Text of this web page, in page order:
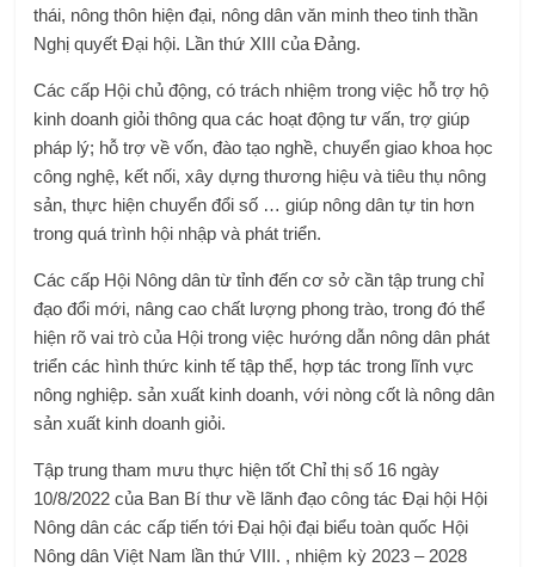
thái, nông thôn hiện đại, nông dân văn minh theo tinh thần
Nghị quyết Đại hội. Lần thứ XIII của Đảng.
Các cấp Hội chủ động, có trách nhiệm trong việc hỗ trợ hộ
kinh doanh giỏi thông qua các hoạt động tư vấn, trợ giúp
pháp lý; hỗ trợ về vốn, đào tạo nghề, chuyển giao khoa học
công nghệ, kết nối, xây dựng thương hiệu và tiêu thụ nông
sản, thực hiện chuyển đổi số … giúp nông dân tự tin hơn
trong quá trình hội nhập và phát triển.
Các cấp Hội Nông dân từ tỉnh đến cơ sở cần tập trung chỉ
đạo đổi mới, nâng cao chất lượng phong trào, trong đó thể
hiện rõ vai trò của Hội trong việc hướng dẫn nông dân phát
triển các hình thức kinh tế tập thể, hợp tác trong lĩnh vực
nông nghiệp. sản xuất kinh doanh, với nòng cốt là nông dân
sản xuất kinh doanh giỏi.
Tập trung tham mưu thực hiện tốt Chỉ thị số 16 ngày
10/8/2022 của Ban Bí thư về lãnh đạo công tác Đại hội Hội
Nông dân các cấp tiến tới Đại hội đại biểu toàn quốc Hội
Nông dân Việt Nam lần thứ VIII. , nhiệm kỳ 2023 – 2028